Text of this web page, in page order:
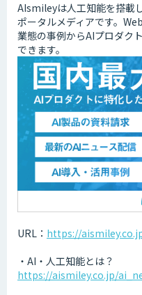
AIsmileyは人工知能を搭載
ポータルメディアです。
業態の事例からAIプロダク
できます。
URL： https://
・AI・人工知能とは？
https://aismiley.co.jp/